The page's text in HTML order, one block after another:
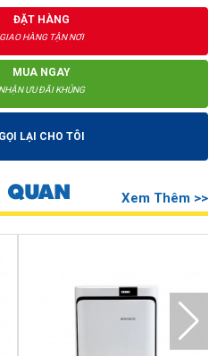
ĐẶT HÀNG
GIAO HÀNG TẬN NƠI
MUA NGAY
NHẬN ƯU ĐÃI KHỦNG
GỌI LẠI CHO TÔI
Xem Thêm >>